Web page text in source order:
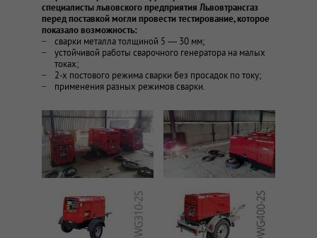
специалисты львовского предприятия Львовтрансгаз
перед поставкой могли провести тестирование, которое
показало возможность:
сварки металла толщиной 5 — 30 мм;
устойчивой работы сварочного генератора на малых
токах;
2-х постового режима сварки без просадок по току;
применения разных режимов сварки.